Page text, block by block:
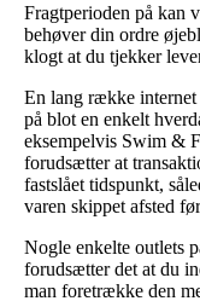
Fragtperioden på kan
behøver din ordre
klogt at du tjekker
En lang række
på blot en enkelt
eksempelvis Swim &
forudsætter at
fastslået tidspunkt,
varen skippet afsted
Nogle enkelte outlets
forudsætter det at du
man foretrække den